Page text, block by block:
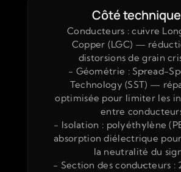
Conducteurs : cuivre
Copper (LGC) —
distorsions de grain
- Géométrie : Spread-
Technology (SST) —
optimisée pour limiter les
entre
- Isolation : polyéthylène
absorption diélectrique
la neutralité du
- Section des conducteurs :
Côté technique